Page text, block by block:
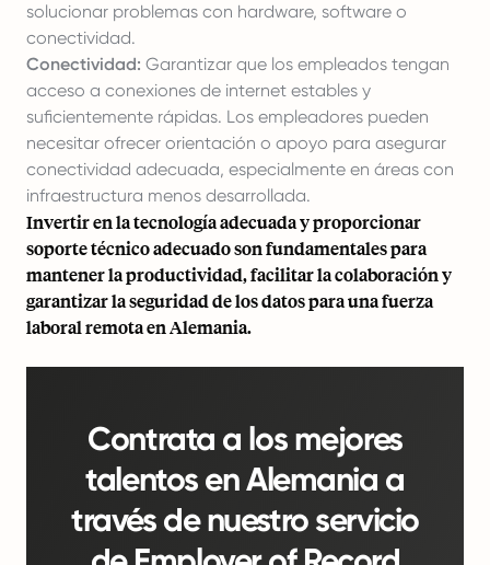
solucionar problemas con hardware, software o
conectividad.
Conectividad: Garantizar que los empleados tengan
acceso a conexiones de internet estables y
suficientemente rápidas. Los empleadores pueden
necesitar ofrecer orientación o apoyo para asegurar
conectividad adecuada, especialmente en áreas con
infraestructura menos desarrollada.
Invertir en la tecnología adecuada y proporcionar
soporte técnico adecuado son fundamentales para
mantener la productividad, facilitar la colaboración y
garantizar la seguridad de los datos para una fuerza
laboral remota en Alemania.
Contrata a los mejores
talentos en Alemania a
través de nuestro servicio